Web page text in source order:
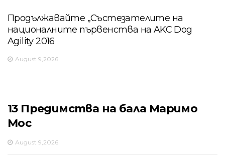
Продължавайте „Състезателите на
националните първенства на AKC Dog
Agility 2016
August 9,2026
13 Предимства на бала Маримо
Мос
August 9,2026